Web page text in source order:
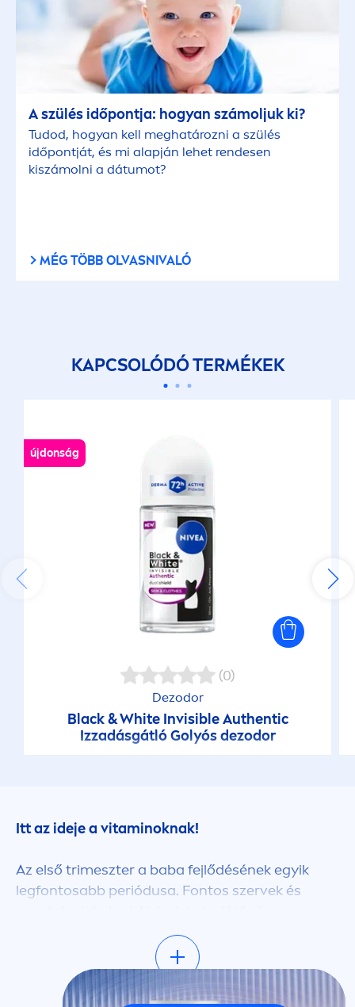
A szülés időpontja: hogyan számoljuk ki?
Tudod, hogyan kell meghatározni a szülés
időpontját, és mi alapján lehet rendesen
kiszámolni a dátumot?
MÉG TÖBB OLVASNIVALÓ
KAPCSOLÓDÓ TERMÉKEK
újdonság
(0)
Dezodor
Black&WhiteInvisible Authentic
Izzadásgátló Golyós dezodor
Itt az ideje avitaminoknak!
Az első trimeszter a baba fejlődésének egyik
legfontosabb periódusa. Fontos szervek és
hallórendszer, a szív és a keringési rendszer. Az
egészséges életmód és a változatos étrend
fontosabb, mint bármikor korábban.
Megtudhatod, mit kell enned (mi az amit nem),